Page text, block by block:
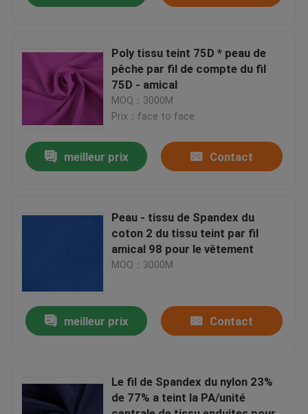
A propos de nous
Visite de l'usine
tissu de taffetas de polyester
Textile tissé de polyester
Poly tissu teint 75D * peau de
pêche par fil de compte du fil
75D - amical
MOQ：3000M
Prix：face to face
meilleur prix Contact
Peau - tissu de Spandex du
coton 2 du tissu teint par fil
amical 98 pour le vêtement
MOQ：3000M
meilleur prix Contact
Le fil de Spandex du nylon 23%
de 77% a teint la PA/unité